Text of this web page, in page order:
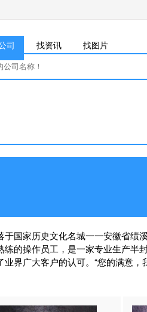
司 找资讯
找图片
于国家历史文化名城一一安徽省
的操作员工，是一家专业生产
界广大客户的认可。“您的满意